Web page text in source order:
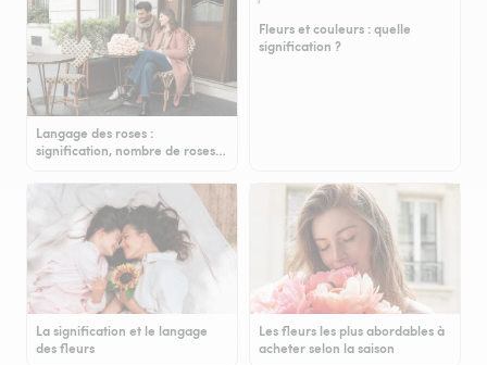
Langage des roses :
signification, nombre de roses…
Fleurs et couleurs : quelle
signification ?
La signification et le langage
des fleurs
Les fleurs les plus abordables à
acheter selon la saison